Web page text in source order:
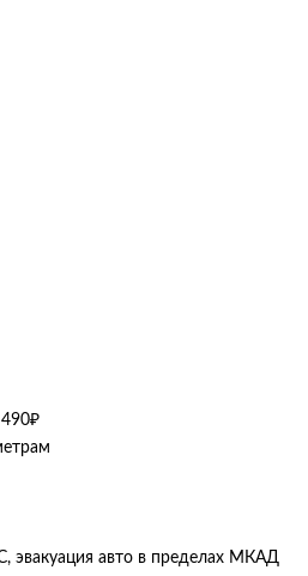
эвакуация авто в пределах МКАД